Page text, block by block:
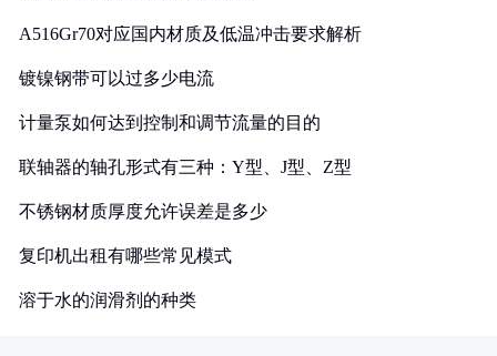
A516Gr70对应国内材质及低温冲击要求解析
镀镍钢带可以过多少电流
计量泵如何达到控制和调节流量的目的
联轴器的轴孔形式有三种：Y型、J型、Z型
不锈钢材质厚度允许误差是多少
复印机出租有哪些常见模式
溶于水的润滑剂的种类